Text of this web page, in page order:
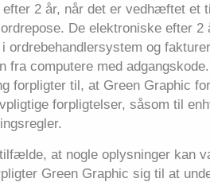
2 år, når det er vedhæftet et
De elektroniske efter 2
ordrebehandlersystem og
fra computere med
forpligter til, at Green Graphic
forpligtelser, såsom til
at nogle oplysninger kan
Green Graphic sig til at